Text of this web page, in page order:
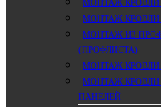
МОНТАЖ
МОНТАЖ КРОВЛИ
МОНТАЖ ИЗ
(ПРОФЛИСТА)
МОНТАЖ КРОВЛИ
МОНТАЖ КРОВЛИ
ПАНЕЛЕЙ